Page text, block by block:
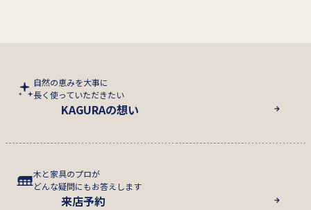
自然の恵みを大事に
長く使っていただきたい
KAGURAの想い
木と家具のプロが
どんな疑問にもお答えします
来店予約